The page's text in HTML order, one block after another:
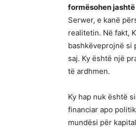
formësohen
Serwer, e kanë
realitetin. Në fakt,
bashkëveprojnë si
saj. Ky është një
të ardhmen.
Ky hap nuk është
financiar apo
mundësi për